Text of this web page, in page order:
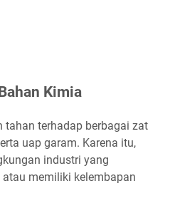
Kimia
tahan terhadap berbagai zat
uap garam. Karena itu,
industri yang
memiliki kelembapan